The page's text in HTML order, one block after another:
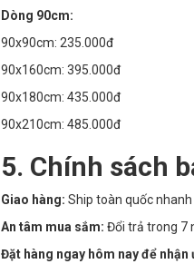
Dòng 90cm:
90x90cm: 235.000đ
90x160cm: 395.000đ
90x180cm: 435.000đ
90x210cm: 485.000đ
5. Chính sách
Giao hàng: Ship toàn quốc
An tâm mua sắm: Đổi trả trong 7
Đặt hàng ngay hôm nay để